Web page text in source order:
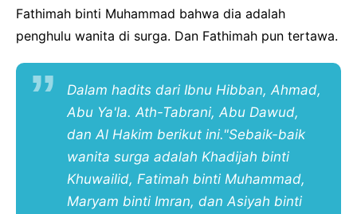
Fathimah binti Muhammad bahwa dia adalah
penghulu wanita di surga. Dan Fathimah pun tertawa.
Dalam hadits dari Ibnu Hibban, Ahmad,
Abu Ya'la. Ath-Tabrani, Abu Dawud,
dan Al Hakim berikut ini."Sebaik-baik
wanita surga adalah Khadijah binti
Khuwailid, Fatimah binti Muhammad,
Maryam binti Imran, dan Asiyah binti